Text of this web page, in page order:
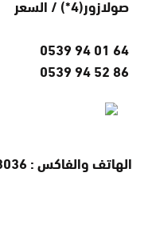
0539 94 01 64
0539 94 52 86
الهاتف والفاكس : 0539343036